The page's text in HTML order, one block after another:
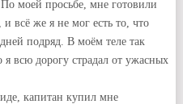
По моей просьбе, мне готовили
всё же я не мог есть то, что
подряд. В моём теле так
я всю дорогу страдал от ужасных
капитан купил мне